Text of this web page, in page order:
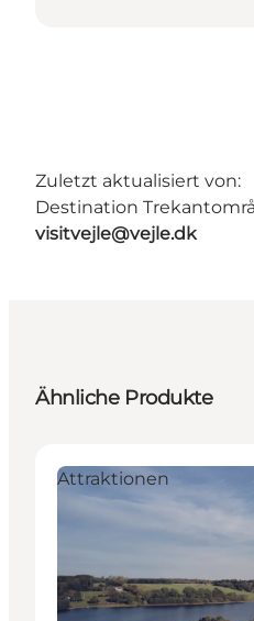
Zuletzt aktualisiert von:
Destination
visitvejle@vejle.dk
Ähnliche Produkte
Attraktionen